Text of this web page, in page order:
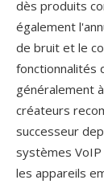
dès produits
également
de bruit et le
fonctionnalités
généralement
créateurs
successeur
systèmes
les appareils